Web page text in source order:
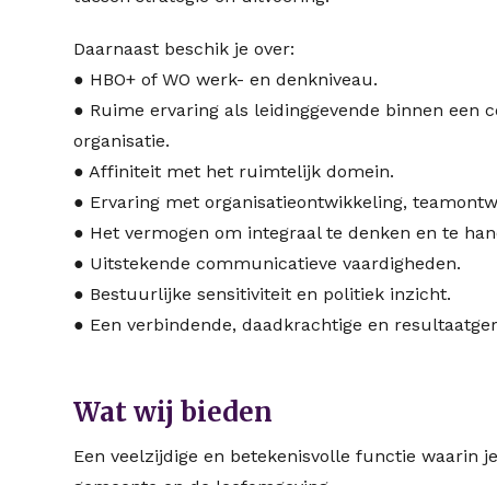
Daarnaast beschik je over:
● HBO+ of WO werk- en denkniveau.
● Ruime ervaring als leidinggevende binnen
organisatie.
● Affiniteit met het ruimtelijk domein.
● Ervaring met organisatieontwikkeling,
● Het vermogen om integraal te denken en te
● Uitstekende communicatieve vaardigheden.
● Bestuurlijke sensitiviteit en politiek inzicht.
● Een verbindende, daadkrachtige en
Wat wij bieden
Een veelzijdige en betekenisvolle functie waarin